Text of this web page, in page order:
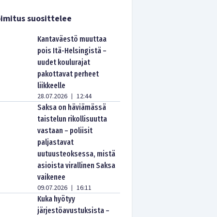
suosittelee
Kantaväestö muuttaa
pois Itä-Helsingistä –
uudet koulurajat
pakottavat perheet
liikkeelle
28.07.2026 | 12:44
Saksa on häviämässä
taistelun rikollisuutta
vastaan – poliisit
paljastavat
uutuusteoksessa, mistä
asioista virallinen Saksa
vaikenee
09.07.2026 | 16:11
Kuka hyötyy
järjestöavustuksista –